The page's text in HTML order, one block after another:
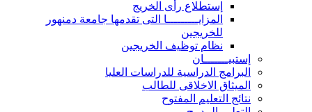
إستطلاع رأى الخريج
المزايـــــــــا التى تقدمها جامعة دمنهور
للخريجين
نظام توظيف الخريجين
إستبيـــــــان
البرامج الدراسية للدراسات العليا
الميثاق الاخلاقى للطالب
نتائج التعليم المفتوح